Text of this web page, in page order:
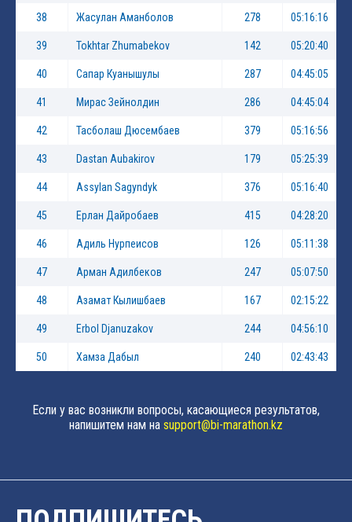
38 Жасулан Аманболов 278 05:16:16
39 Tokhtar Zhumabekov 142 05:20:40
40 Сапар Куанышулы 287 04:45:05
41 Мирас Зейнолдин 286 04:45:04
42 Тасболаш Дюсембаев 379 05:16:56
43 Dastan Aubakirov 179 05:25:39
44 Assylan Sagyndyk 376 05:16:40
45 Ерлан Дайробаев 415 04:28:20
46 Адиль Нурпеисов 126 05:11:38
47 Арман Адилбеков 247 05:07:50
48 Азамат Кылишбаев 167 02:15:22
49 Erbol Djanuzakov 244 04:56:10
50 Хамза Дабыл 240 02:43:43
Если у вас возникли вопросы, касающиеся результатов,
напишитем нам на support@bi-marathon.kz